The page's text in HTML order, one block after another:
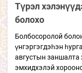
Түрэл
болохо
Болбосоролой
үнгэргэгдэһэн
августын заншалта
эмхидхэлэй